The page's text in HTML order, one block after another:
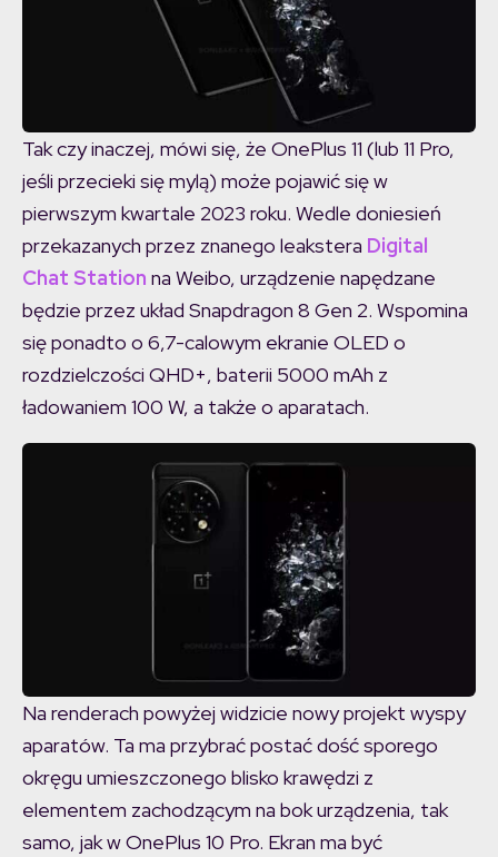
Tak czy inaczej, mówi się, że OnePlus 11 (lub 11 Pro,
jeśli przecieki się mylą) może pojawić się w
pierwszym kwartale 2023 roku. Wedle doniesień
przekazanych przez znanego leakstera Digital
Chat Station na Weibo, urządzenie napędzane
będzie przez układ Snapdragon 8 Gen 2. Wspomina
się ponadto o 6,7-calowym ekranie OLED o
rozdzielczości QHD+, baterii 5000 mAh z
ładowaniem 100 W, a także o aparatach.
Na renderach powyżej widzicie nowy projekt wyspy
aparatów. Ta ma przybrać postać dość sporego
okręgu umieszczonego blisko krawędzi z
elementem zachodzącym na bok urządzenia, tak
samo, jak w OnePlus 10 Pro. Ekran ma być